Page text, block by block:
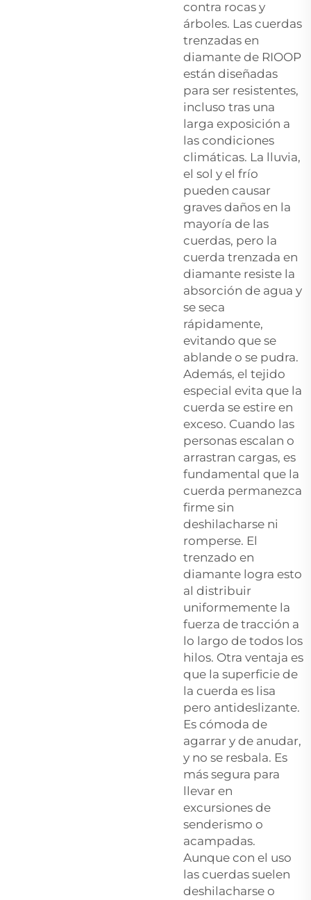
contra rocas y
árboles. Las cuerdas
trenzadas en
diamante de RIOOP
están diseñadas
para ser resistentes,
incluso tras una
larga exposición a
las condiciones
climáticas. La lluvia,
el sol y el frío
pueden causar
graves daños en la
mayoría de las
cuerdas, pero la
cuerda trenzada en
diamante resiste la
absorción de agua y
se seca
rápidamente,
evitando que se
ablande o se pudra.
Además, el tejido
especial evita que la
cuerda se estire en
exceso. Cuando las
personas escalan o
arrastran cargas, es
fundamental que la
cuerda permanezca
firme sin
deshilacharse ni
romperse. El
trenzado en
diamante logra esto
al distribuir
uniformemente la
fuerza de tracción a
lo largo de todos los
hilos. Otra ventaja es
que la superficie de
la cuerda es lisa
pero antideslizante.
Es cómoda de
agarrar y de anudar,
y no se resbala. Es
más segura para
llevar en
excursiones de
senderismo o
acampadas.
Aunque con el uso
las cuerdas suelen
deshilacharse o